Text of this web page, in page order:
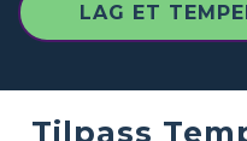
LAG ET
Tilpass